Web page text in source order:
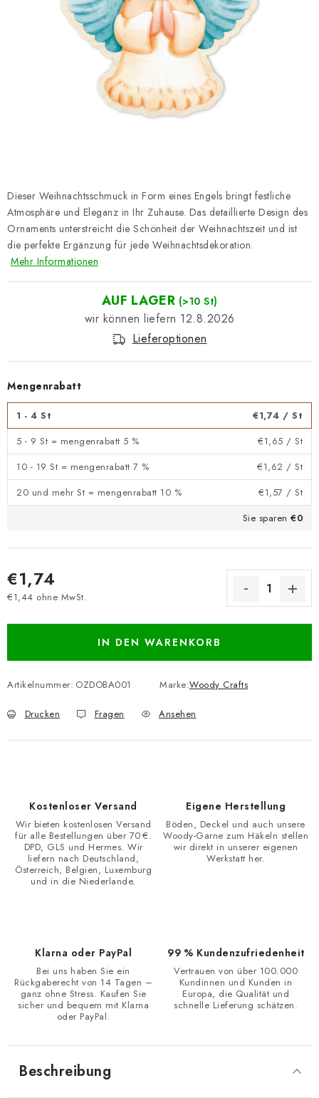
Datenschutzerklärung
Impressum
Dieser Weihnachtsschmuck in Form eines Engels bringt festliche
Atmosphäre und Eleganz in Ihr Zuhause. Das detaillierte Design des
Ornaments unterstreicht die Schönheit der Weihnachtszeit und ist
die perfekte Ergänzung für jede Weihnachtsdekoration.
Mehr Informationen
AUF LAGER (>10 St)
12.8.2026
Lieferoptionen
Mengenrabatt
1 - 4 St €1,74 / St
5 - 9 St = mengenrabatt 5 %
€1,65 / St
10 - 19 St = mengenrabatt 7 %
€1,62 / St
20 und mehr St = mengenrabatt 10 %
€1,57 / St
Sie sparen €0
€1,74
€1,44 ohne MwSt.
IN DEN WARENKORB
Artikelnummer: OZDOBA001 Marke:Woody Crafts
Drucken Fragen Ansehen
Kostenloser Versand
Wir bieten kostenlosen Versand
für alle Bestellungen über 70 €.
DPD, GLS und Hermes. Wir
liefern nach Deutschland,
Österreich, Belgien, Luxemburg
und in die Niederlande.
Eigene Herstellung
Böden, Deckel und auch unsere
Woody-Garne zum Häkeln stellen
wir direkt in unserer eigenen
Werkstatt her.
Klarna oder PayPal
Bei uns haben Sie ein
Rückgaberecht von 14 Tagen –
ganz ohne Stress. Kaufen Sie
sicher und bequem mit Klarna
oder PayPal.
99 % Kundenzufriedenheit
Vertrauen von über 100.000
Kundinnen und Kunden in
Europa, die Qualität und
schnelle Lieferung schätzen.
Beschreibung